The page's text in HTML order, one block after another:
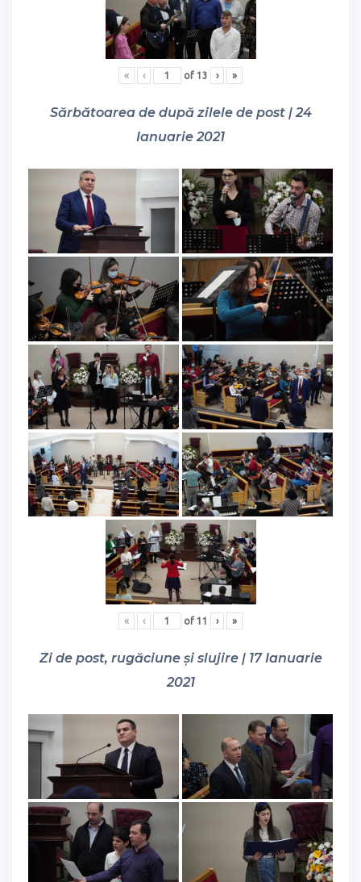
« ‹ of 13 › »
Sărbătoarea de după zilele de post | 24
Ianuarie 2021
« ‹ of 11 › »
Zi de post, rugăciune și slujire | 17 Ianuarie
2021